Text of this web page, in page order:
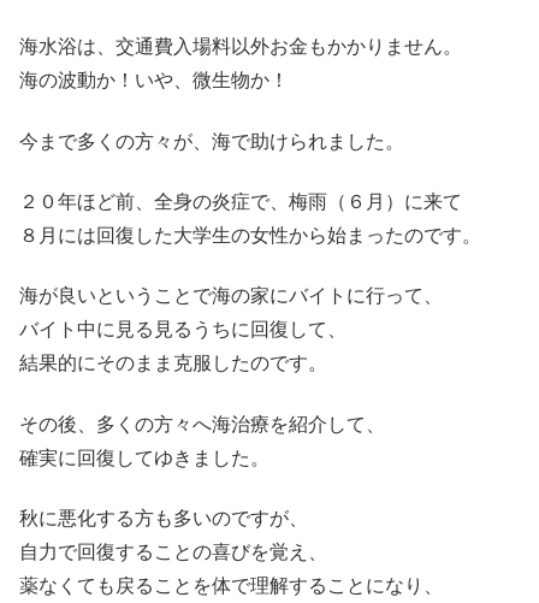
海水浴は、交通費入場料以外お金もかかりません。
海の波動か！いや、微生物か！
今まで多くの方々が、海で助けられました。
２０年ほど前、全身の炎症で、梅雨（６月）に来て
８月には回復した大学生の女性から始まったのです。
海が良いということで海の家にバイトに行って、
バイト中に見る見るうちに回復して、
結果的にそのまま克服したのです。
その後、多くの方々へ海治療を紹介して、
確実に回復してゆきました。
秋に悪化する方も多いのですが、
自力で回復することの喜びを覚え、
薬なくても戻ることを体で理解することになり、